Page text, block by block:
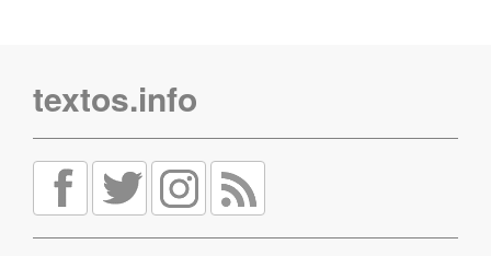
textos.info